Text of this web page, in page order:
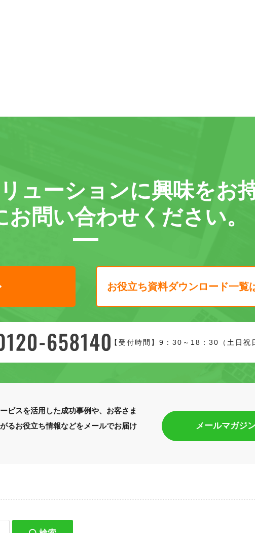
ューションに興味をお
お問い合わせください。
お役立ち資料ダウンロード一覧
【受付時間】9：30～18：30（土日祝
ビスを活用した成功事例や、お客さま
るお役立ち情報などをメールでお届け
メールマガジ